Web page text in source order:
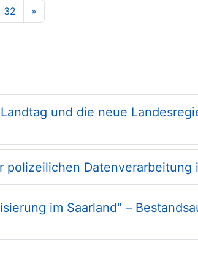
32 »
und die neue
polizeilichen Datenverarbeitung
im Saarland" –